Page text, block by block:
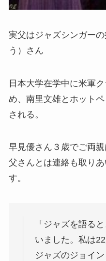
実父はジャズシンガーの
う）さん
日本大学在学中に米軍
め、南里文雄とホット
される。
早見優さん３歳でご両
父さんとは連絡も取り
す。
「ジャズを語る
いました。私は
ジャズのジョイ